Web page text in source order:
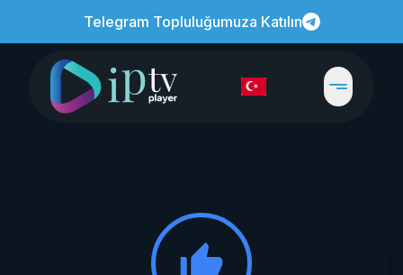
Telegram Topluluğumuza Katılın